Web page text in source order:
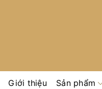
Giới thiệu Sản phẩm